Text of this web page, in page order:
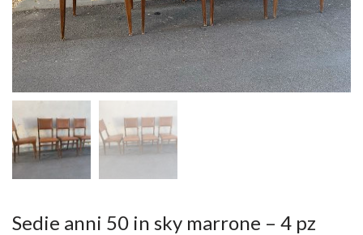
Sedie anni 50 in sky marrone – 4 pz